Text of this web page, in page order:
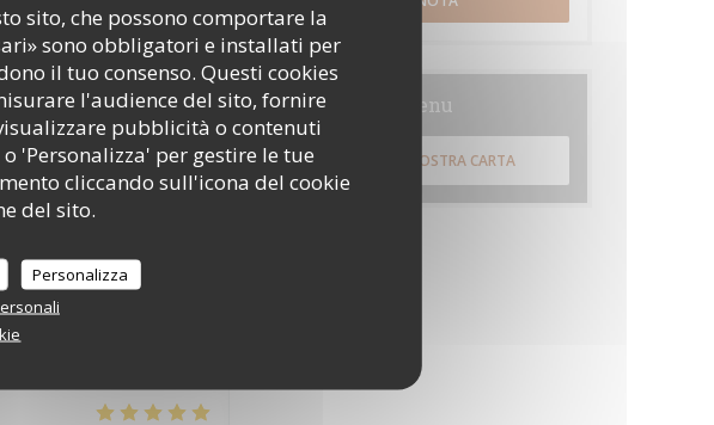
sito, che possono comportare la
sono obbligatori e installati per
il tuo consenso. Questi cookies
l'audience del sito, fornire
pubblicità o contenuti
'Personalizza' per gestire le tue
cliccando sull'icona del cookie
del sito.
Personalizza
adresse avant
attentive et tout est
que je recommande
:5/5 Qualità / Prezzo
Menu
SCOPRI LA NOSTRA CARTA